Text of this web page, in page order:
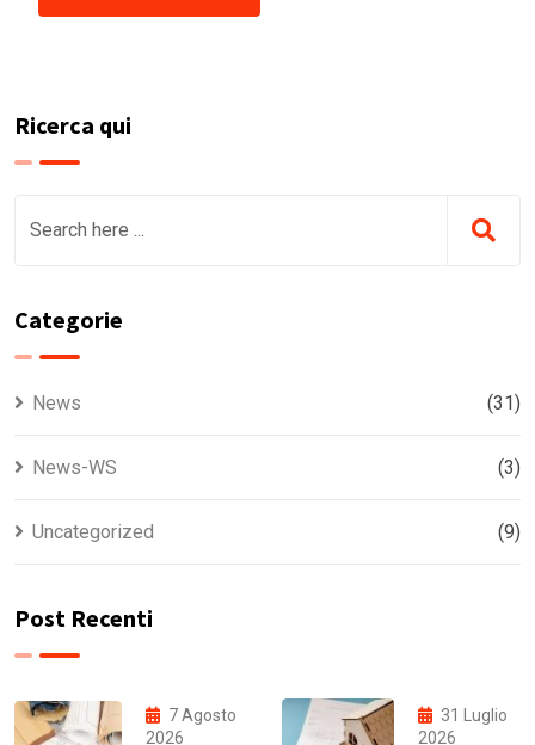
Ricerca qui
Categorie
News (31)
News-WS (3)
Uncategorized (9)
Post Recenti
7 Agosto
2026
31 Luglio
2026